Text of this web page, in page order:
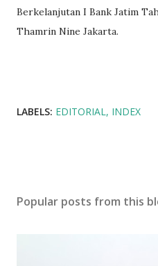
Berkelanjutan I Bank Jatim
Thamrin Nine Jakarta.
LABELS: EDITORIAL INDEX
Popular posts from this